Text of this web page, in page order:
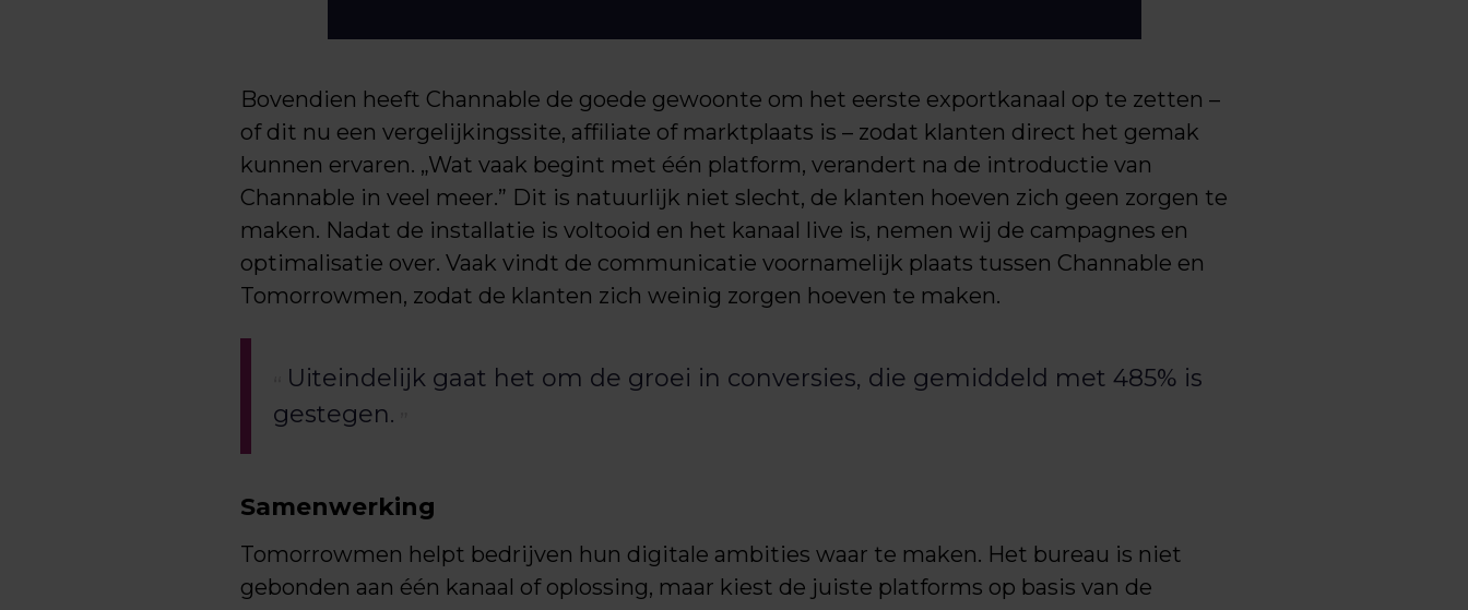
Bovendien heeft Channable de goede gewoonte om het eerste exportkanaal op te zetten –
of dit nu een vergelijkingssite, affiliate of marktplaats is – zodat klanten direct het gemak
kunnen ervaren. „Wat vaak begint met één platform, verandert na de introductie van
Channable in veel meer.” Dit is natuurlijk niet slecht, de klanten hoeven zich geen zorgen te
maken. Nadat de installatie is voltooid en het kanaal live is, nemen wij de campagnes en
optimalisatie over. Vaak vindt de communicatie voornamelijk plaats tussen Channable en
Tomorrowmen, zodat de klanten zich weinig zorgen hoeven te maken.
Uiteindelijk gaat het om de groei in conversies, die gemiddeld met 485% is
gestegen.
Samenwerking
Tomorrowmen helpt bedrijven hun digitale ambities waar te maken. Het bureau is niet
gebonden aan één kanaal of oplossing, maar kiest de juiste platforms op basis van de